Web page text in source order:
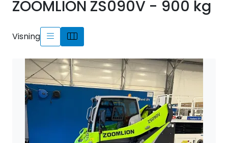
ZOOMLION ZS090V - 900 kg
Visning
TJENESTER
AVDELINGER